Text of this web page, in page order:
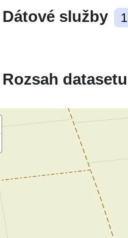
Dátové služby 1
Rozsah datasetu